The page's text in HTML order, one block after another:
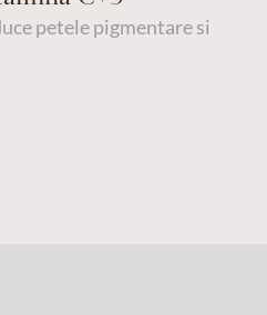
petele pigmentare si